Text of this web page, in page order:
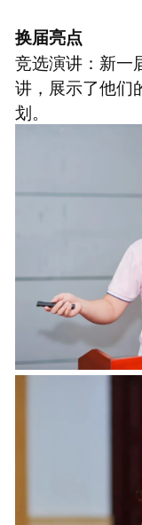
换届亮点
竞选演讲：新一
讲，展示了他们
划。